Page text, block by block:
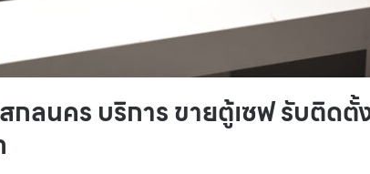
กลนคร บริการ ขายตู้เซฟ รับติดตั้